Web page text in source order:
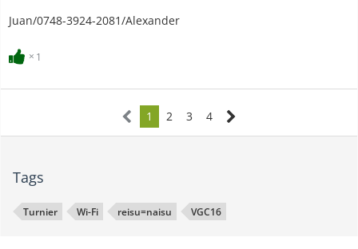
Juan/0748-3924-2081/Alexander
1
1 2 3 4
Tags
Turnier Wi-Fi reisu=naisu VGC16